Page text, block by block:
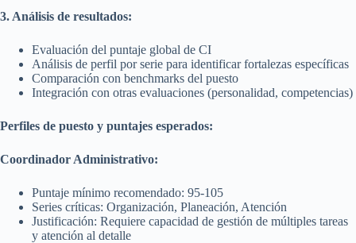
3. Análisis de resultados:
Evaluación del puntaje global de CI
Análisis de perfil por serie para identificar fortalezas específicas
Comparación con benchmarks del puesto
Integración con otras evaluaciones (personalidad, competencias)
Perfiles de puesto y puntajes esperados:
Coordinador Administrativo:
Puntaje mínimo recomendado: 95-105
Series críticas: Organización, Planeación, Atención
Justificación: Requiere capacidad de gestión de múltiples tareas
y atención al detalle